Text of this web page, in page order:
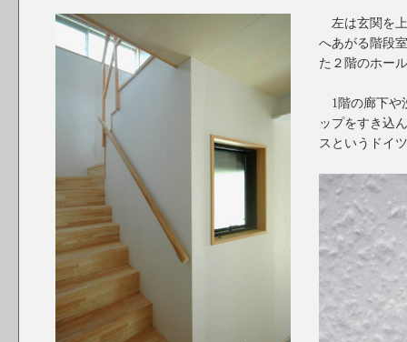
左は玄関を
へあがる階段
た２階のホー
1階の廊下や
ップをすき込
スというドイ